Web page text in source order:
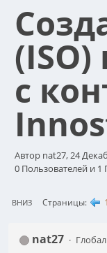
с
Автор nat27, 24
0 Пользователей и 1
ВНИЗ Страницы 1
nat27